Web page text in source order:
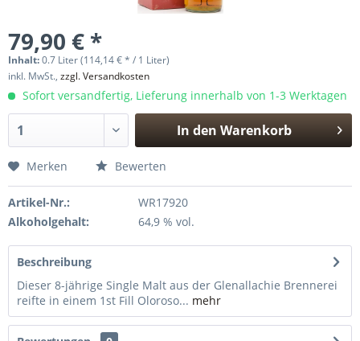
79,90 € *
Inhalt:0.7 Liter (114,14 € * / 1 Liter)
inkl. MwSt., zzgl. Versandkosten
Sofort versandfertig, Lieferung innerhalb von 1-3 Werktagen
In den Warenkorb
Merken Bewerten
Artikel-Nr.:
WR17920
Alkoholgehalt:
64,9 % vol.
Beschreibung
Dieser 8-jährige Single Malt aus der Glenallachie Brennerei
reifte in einem 1st Fill Oloroso... mehr